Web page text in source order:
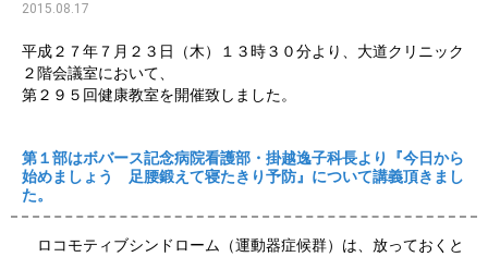
2015.08.17
平成２７年７月２３日（木）１３時３０分より、大道クリニック
２階会議室において、
第２９５回健康教室を開催致しました。
第１部はボバース記念病院看護部・掛越逸子科長より
『今日から
始めましょう 足腰鍛えて寝たきり予防』について講義頂きまし
た。
ロコモティブシンドローム（運動器症候群）は、放っておくと